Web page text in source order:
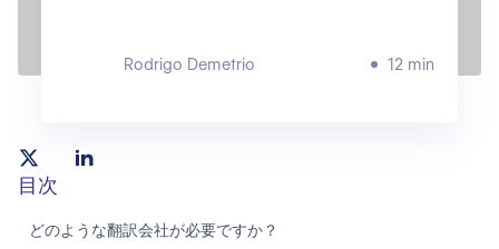
Rodrigo Demetrio 12 min
目次
どのような翻訳会社が必要ですか？